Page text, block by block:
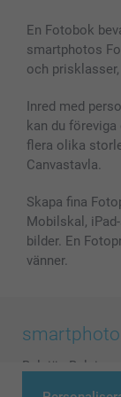
Skal till Mobil
MyNameBook
Fotoramar &
Presentkort
Alla
Sitemap
Villkor och
smartbonus
Priser & betalning
En Fotobok
smartphotos
och
Inred med
kan du
flera olika
Canvastavla.
Skapa fina
Mobilskal,
bilder. En
vänner.
België Belgique
Nederland -